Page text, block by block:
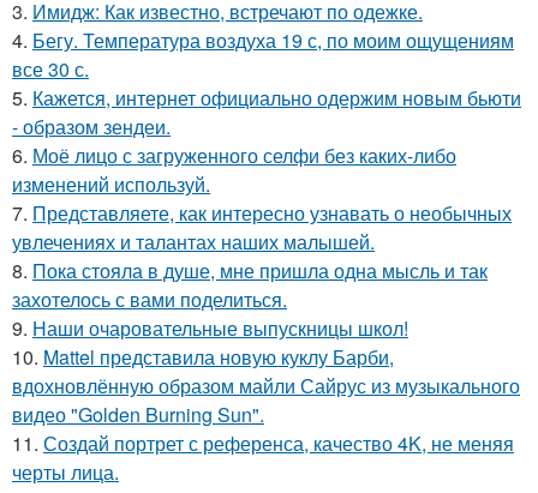
3. Имидж: Как известно, встречают по одежке.
4. Бегу. Температура воздуха 19 с, по моим ощущениям
все 30 с.
5. Кажется, интернет официально одержим новым бьюти
- образом зендеи.
6. Моё лицо с загруженного селфи без каких-либо
изменений используй.
7. Представляете, как интересно узнавать о необычных
увлечениях и талантах наших малышей.
8. Пока стояла в душе, мне пришла одна мысль и так
захотелось с вами поделиться.
9. Наши очаровательные выпускницы школ!
10. Mattel представила новую куклу Барби,
вдохновлённую образом майли Сайрус из музыкального
видео "Golden Burning Sun".
11. Создай портрет с референса, качество 4K, не меняя
черты лица.